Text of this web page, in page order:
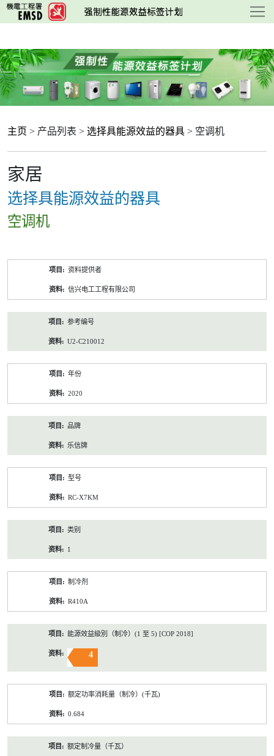
跳
至
要
内
容
主页 > 产品列表 > 选择具能源效益的器具 > 空调机
家居
选择具能源效益的器具
空调机
资料提供者
信兴电工工程有限公司
参考编号
U2-C210012
年份
2020
品牌
乐信牌
型号
RC-X7KM
类别
1
制冷剂
R410A
能源效益級別（制冷）(1 至 5) [COP 2018]
4
额定功率消耗量（制冷）(千瓦)
0.684
额定制冷量（千瓦）